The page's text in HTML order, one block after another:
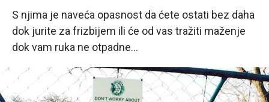
S njima je naveća opasnost da ćete ostati bez daha
dok jurite za frizbijem ili će od vas tražiti maženje
dok vam ruka ne otpadne...